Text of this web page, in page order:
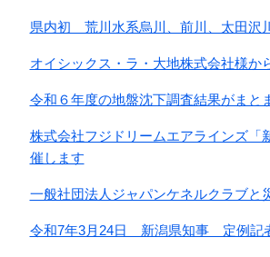
県内初 荒川水系烏川、前川、太田沢
オイシックス・ラ・大地株式会社様か
令和６年度の地盤沈下調査結果がまと
株式会社フジドリームエアラインズ「
催します
一般社団法人ジャパンケネルクラブと
令和7年3月24日 新潟県知事 定例記